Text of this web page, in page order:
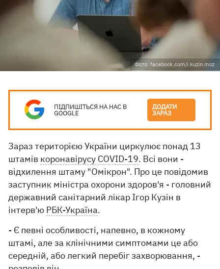
Фото: facebook.com/i.kuzin.moz
ПІДПИШІТЬСЯ НА НАС В
GOOGLE
ДОДАТИ
ЗАРАЗ
Зараз територією України циркулює понад 13
штамів коронавірусу COVID-19. Всі вони -
відхилення штаму "Омікрон". Про це повідомив
заступник міністра охорони здоров'я - головний
державний санітарний лікар Ігор Кузін в
інтерв'ю РБК-Україна.
- Є певні особливості, напевно, в кожному
штамі, але за клінічними симптомами це або
середній, або легкий перебіг захворювання, -